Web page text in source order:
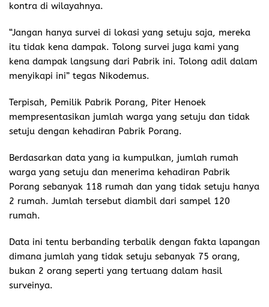
kontra di wilayahnya.
“Jangan hanya survei di lokasi yang setuju saja, mereka
itu tidak kena dampak. Tolong survei juga kami yang
kena dampak langsung dari Pabrik ini. Tolong adil dalam
menyikapi ini” tegas Nikodemus.
Terpisah, Pemilik Pabrik Porang, Piter Henoek
mempresentasikan jumlah warga yang setuju dan tidak
setuju dengan kehadiran Pabrik Porang.
Berdasarkan data yang ia kumpulkan, jumlah rumah
warga yang setuju dan menerima kehadiran Pabrik
Porang sebanyak 118 rumah dan yang tidak setuju hanya
2 rumah. Jumlah tersebut diambil dari sampel 120
rumah.
Data ini tentu berbanding terbalik dengan fakta lapangan
dimana jumlah yang tidak setuju sebanyak 75 orang,
bukan 2 orang seperti yang tertuang dalam hasil
surveinya.